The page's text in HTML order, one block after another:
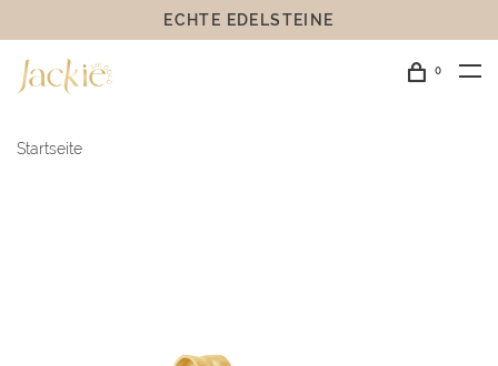
ECHTE EDELSTEINE
0
Startseite